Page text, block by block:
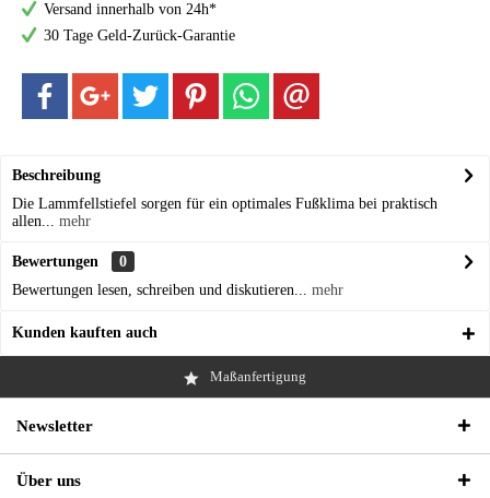
Versand innerhalb von 24h*
30 Tage Geld-Zurück-Garantie
Beschreibung
Die Lammfellstiefel sorgen für ein optimales Fußklima bei praktisch
allen... mehr
Bewertungen
0
Bewertungen lesen, schreiben und diskutieren... mehr
Kunden kauften auch
Maßanfertigung
Newsletter
Über uns